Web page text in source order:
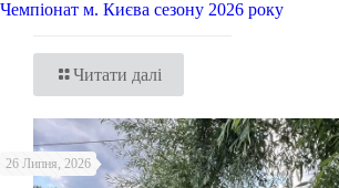
Чемпіонат м. Києва сезону 2026 року
Читати далі
26 Липня, 2026